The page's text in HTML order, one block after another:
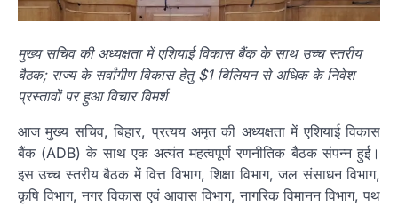
मुख्य सचिव की अध्यक्षता में एशियाई विकास बैंक के साथ उच्च स्तरीय
बैठक; राज्य के सर्वांगीण विकास हेतु $1 बिलियन से अधिक के निवेश
प्रस्तावों पर हुआ विचार विमर्श
आज मुख्य सचिव, बिहार, प्रत्यय अमृत की अध्यक्षता में एशियाई विकास
बैंक (ADB) के साथ एक अत्यंत महत्वपूर्ण रणनीतिक बैठक संपन्न हुई।
इस उच्च स्तरीय बैठक में वित्त विभाग, शिक्षा विभाग, जल संसाधन विभाग,
कृषि विभाग, नगर विकास एवं आवास विभाग, नागरिक विमानन विभाग, पथ